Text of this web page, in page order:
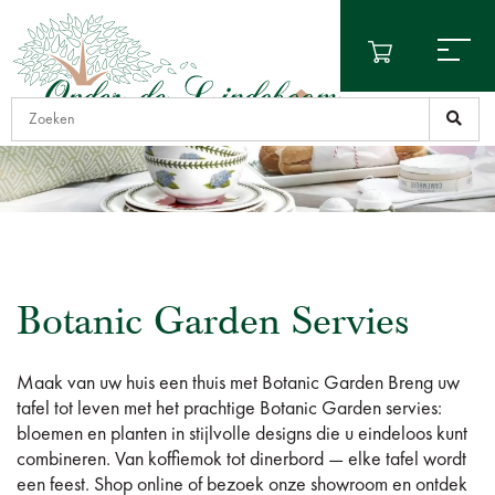
Botanic Garden Servies
Maak van uw huis een thuis met Botanic Garden Breng uw
tafel tot leven met het prachtige Botanic Garden servies:
bloemen en planten in stijlvolle designs die u eindeloos kunt
combineren. Van koffiemok tot dinerbord — elke tafel wordt
een feest. Shop online of bezoek onze showroom en ontdek